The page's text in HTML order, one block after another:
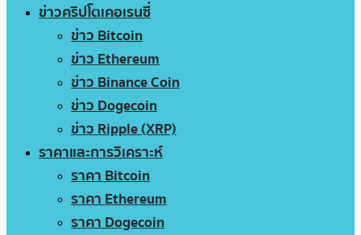
ข่าวคริปโตเคอเรนซี่
ข่าว Bitcoin
ข่าว Ethereum
ข่าว Binance Coin
ข่าว Dogecoin
ข่าว Ripple (XRP)
ราคาและการวิเคราะห์
ราคา Bitcoin
ราคา Ethereum
ราคา Dogecoin